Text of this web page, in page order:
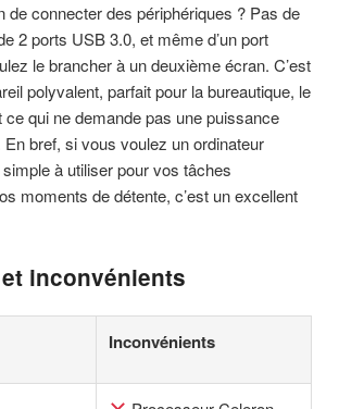
de connecter des périphériques ? Pas de
2 ports USB 3.0, et même d’un port
le brancher à un deuxième écran. C’est
polyvalent, parfait pour la bureautique, le
ce qui ne demande pas une puissance
En bref, si vous voulez un ordinateur
à utiliser pour vos tâches
moments de détente, c’est un excellent
inconvénients
Inconvénients